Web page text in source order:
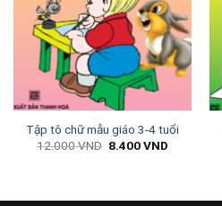
Tập tô chữ mẫu giáo 3-4 tuổi
12.000VND Giá
8.400VND